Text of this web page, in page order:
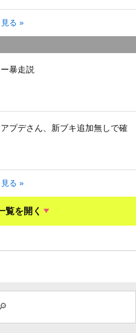
見る »
暴走説
アプデさん、新ブキ追加無しで確
見る »
覧を開く